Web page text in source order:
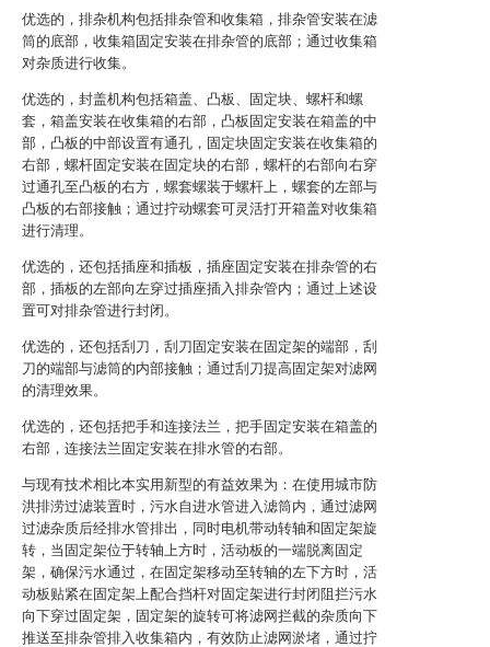
优选的，排杂机构包括排杂管和收集箱，排杂管安装在滤
筒的底部，收集箱固定安装在排杂管的底部；通过收集箱
对杂质进行收集。
优选的，封盖机构包括箱盖、凸板、固定块、螺杆和螺
套，箱盖安装在收集箱的右部，凸板固定安装在箱盖的中
部，凸板的中部设置有通孔，固定块固定安装在收集箱的
右部，螺杆固定安装在固定块的右部，螺杆的右部向右穿
过通孔至凸板的右方，螺套螺装于螺杆上，螺套的左部与
凸板的右部接触；通过拧动螺套可灵活打开箱盖对收集箱
进行清理。
优选的，还包括插座和插板，插座固定安装在排杂管的右
部，插板的左部向左穿过插座插入排杂管内；通过上述设
置可对排杂管进行封闭。
优选的，还包括刮刀，刮刀固定安装在固定架的端部，刮
刀的端部与滤筒的内部接触；通过刮刀提高固定架对滤网
的清理效果。
优选的，还包括把手和连接法兰，把手固定安装在箱盖的
右部，连接法兰固定安装在排水管的右部。
与现有技术相比本实用新型的有益效果为：在使用城市防
洪排涝过滤装置时，污水自进水管进入滤筒内，通过滤网
过滤杂质后经排水管排出，同时电机带动转轴和固定架旋
转，当固定架位于转轴上方时，活动板的一端脱离固定
架，确保污水通过，在固定架移动至转轴的左下方时，活
动板贴紧在固定架上配合挡杆对固定架进行封闭阻拦污水
向下穿过固定架，固定架的旋转可将滤网拦截的杂质向下
推送至排杂管排入收集箱内，有效防止滤网淤堵，通过拧